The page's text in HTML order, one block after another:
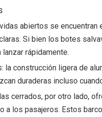
abiertos se
Si bien los botes
rápidamente.
la construcción ligera de
duraderas incluso
cerrados, por otro lado,
a los pasajeros. Estos